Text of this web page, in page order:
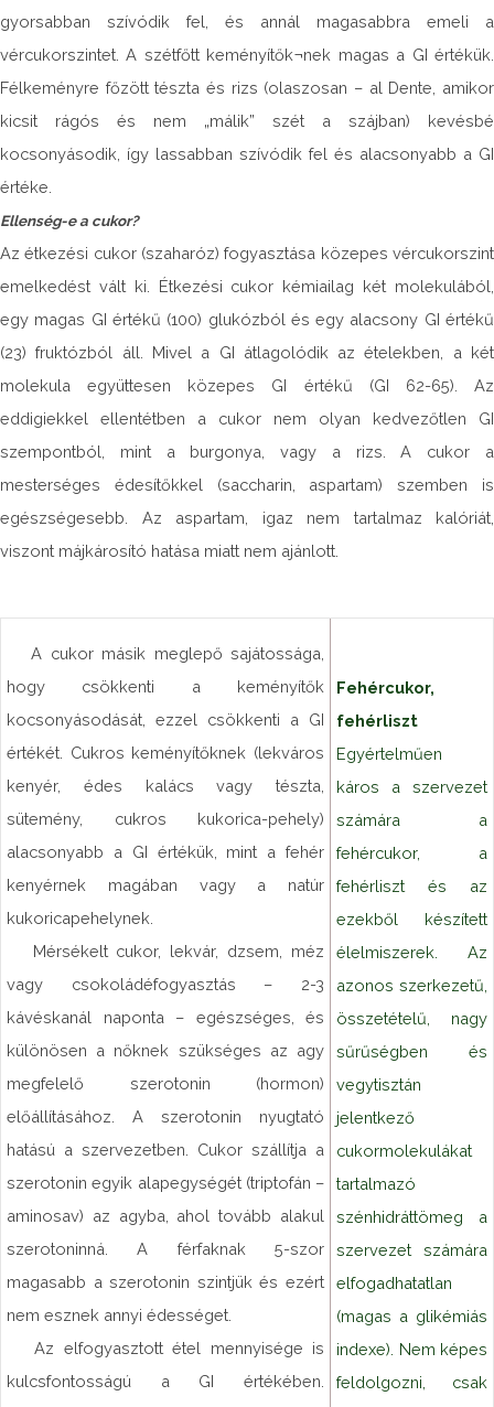
gyorsabban szívódik fel, és annál magasabbra emeli a
vércukorszintet. A szétfőtt keményítők¬nek magas a GI értékük.
Félkeményre főzött tészta és rizs (olaszosan – al Dente, amikor
kicsit rágós és nem „málik” szét a szájban) kevésbé
kocsonyásodik, így lassabban szívódik fel és alacsonyabb a GI
értéke.
Ellenség-e a cukor?
Az étkezési cukor (szaharóz) fogyasztása közepes vércukorszint
emelkedést vált ki. Étkezési cukor kémiailag két molekulából,
egy magas GI értékű (100) glukózból és egy alacsony GI értékű
(23) fruktózból áll. Mivel a GI átlagolódik az ételekben, a két
molekula együttesen közepes GI értékű (GI 62-65). Az
eddigiekkel ellentétben a cukor nem olyan kedvezőtlen GI
szempontból, mint a burgonya, vagy a rizs. A cukor a
mesterséges édesítőkkel (saccharin, aspartam) szemben is
egészségesebb. Az aspartam, igaz nem tartalmaz kalóriát,
viszont májkárosító hatása miatt nem ajánlott.
A cukor másik meglepő sajátossága,
hogy csökkenti a keményítők
kocsonyásodását, ezzel csökkenti a GI
értékét. Cukros keményítőknek (lekváros
kenyér, édes kalács vagy tészta,
sütemény, cukros kukorica-pehely)
alacsonyabb a GI értékük, mint a fehér
kenyérnek magában vagy a natúr
kukoricapehelynek.
Mérsékelt cukor, lekvár, dzsem, méz
vagy csokoládéfogyasztás – 2-3
kávéskanál naponta – egészséges, és
különösen a nőknek szükséges az agy
megfelelő szerotonin (hormon)
előállításához. A szerotonin nyugtató
hatású a szervezetben. Cukor szállítja a
szerotonin egyik alapegységét (triptofán –
aminosav) az agyba, ahol tovább alakul
szerotoninná. A férfaknak 5-szor
magasabb a szerotonin szintjük és ezért
nem esznek annyi édességet.
Az elfogyasztott étel mennyisége is
kulcsfontosságú a GI értékében.
Fehércukor,
fehérliszt
Egyértelműen
káros a szervezet
számára a
fehércukor, a
fehérliszt és az
ezekből készített
élelmiszerek. Az
azonos szerkezetű,
összetételű, nagy
sűrűségben és
vegytisztán
jelentkező
cukormolekulákat
tartalmazó
szénhidráttömeg a
szervezet számára
elfogadhatatlan
(magas a glikémiás
indexe). Nem képes
feldolgozni, csak